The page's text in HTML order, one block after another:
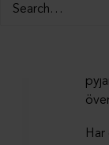
Har